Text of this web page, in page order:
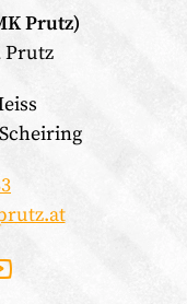
Prutz)
Prutz